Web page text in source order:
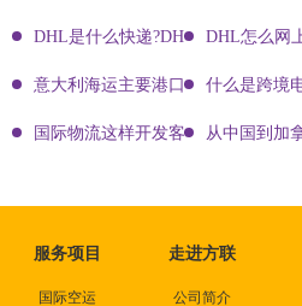
DHL是什么快递?DHL国际快递介绍
DHL怎么网
意大利海运主要港口有哪些什么是跨境
国际物流这样开发客户会让你成为
从中国到加
服务项目
国际空运
走进方联
公司简介